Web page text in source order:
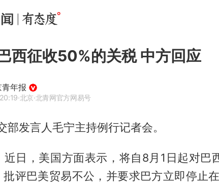
西征收50%的关税 中方回应
年报
·北京·北青网官方网易号
部发言人毛宁主持例行记者会。
近日，美国方面表示，将自8月1日起对巴
评巴美贸易不公，并要求巴方立即停止